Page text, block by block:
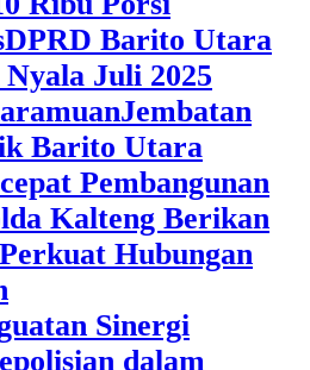
DPRD Barito Utara
Juli 2025
Jembatan
Barito Utara
Pembangunan
Kalteng Berikan
Hubungan
Sinergi
dalam